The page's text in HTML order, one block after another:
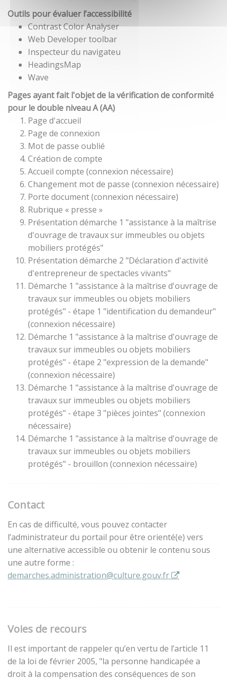
Outils pour évaluer l’accessibilité
Contrast Color Analyser
Web Developer toolbar
Inspecteur du navigateu
HeadingsMap
Wave
Pages ayant fait l'objet de la vérification de conformité
pour le double niveau A (AA)
Page d'accueil
Page de connexion
Mot de passe oublié
Création de compte
Accueil compte (connexion nécessaire)
Changement mot de passe (connexion nécessaire)
Porte document (connexion nécessaire)
Rubrique « presse »
Présentation démarche 1 "assistance à la maîtrise
d'ouvrage de travaux sur immeubles ou objets
mobiliers protégés"
Présentation démarche 2 "Déclaration d'activité
d'entrepreneur de spectacles vivants"
Démarche 1 "assistance à la maîtrise d'ouvrage de
travaux sur immeubles ou objets mobiliers
protégés" - étape 1 "identification du demandeur"
(connexion nécessaire)
Démarche 1 "assistance à la maîtrise d'ouvrage de
travaux sur immeubles ou objets mobiliers
protégés" - étape 2 "expression de la demande"
(connexion nécessaire)
Démarche 1 "assistance à la maîtrise d'ouvrage de
travaux sur immeubles ou objets mobiliers
protégés" - étape 3 "pièces jointes" (connexion
nécessaire)
Démarche 1 "assistance à la maîtrise d'ouvrage de
travaux sur immeubles ou objets mobiliers
protégés" - brouillon (connexion nécessaire)
Contact
En cas de difficulté, vous pouvez contacter
l’administrateur du portail pour être orienté(e) vers
une alternative accessible ou obtenir le contenu sous
une autre forme :
demarches.administration@culture.gouv.fr
Voies de recours
Il est important de rappeler qu’en vertu de l’article 11
de la loi de février 2005, "la personne handicapée a
droit à la compensation des conséquences de son